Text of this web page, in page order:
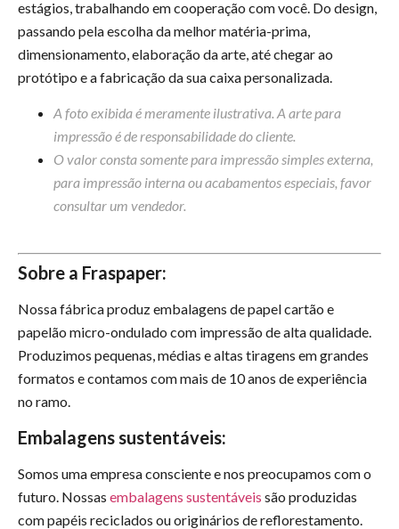
estágios, trabalhando em cooperação com você. Do design,
passando pela escolha da melhor matéria-prima,
dimensionamento, elaboração da arte, até chegar ao
protótipo e a fabricação da sua caixa personalizada.
A foto exibida é meramente ilustrativa. A arte para
impressão é de responsabilidade do cliente.
O valor consta somente para impressão simples externa,
para impressão interna ou acabamentos especiais, favor
consultar um vendedor.
Sobre a Fraspaper:
Nossa fábrica produz embalagens de papel cartão e
papelão micro-ondulado com impressão de alta qualidade.
Produzimos pequenas, médias e altas tiragens em grandes
formatos e contamos com mais de 10 anos de experiência
no ramo.
Embalagens sustentáveis:
Somos uma empresa consciente e nos preocupamos com o
futuro. Nossas embalagens sustentáveis são produzidas
com papéis reciclados ou originários de reflorestamento.